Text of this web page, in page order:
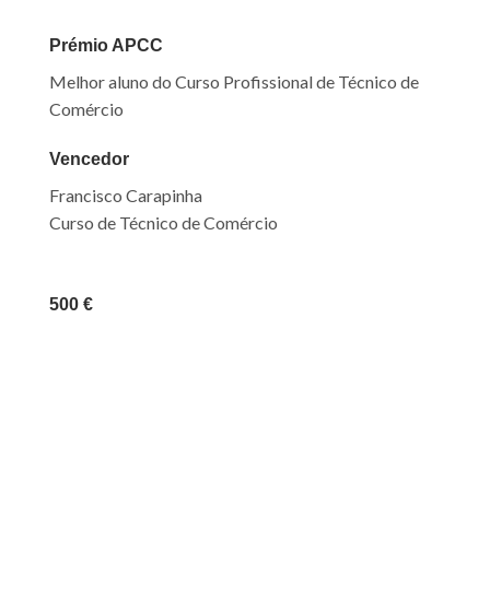
Prémio APCC
Melhor aluno do Curso Profissional de Técnico de
Comércio
Vencedor
Francisco Carapinha
Curso de Técnico de Comércio
500 €